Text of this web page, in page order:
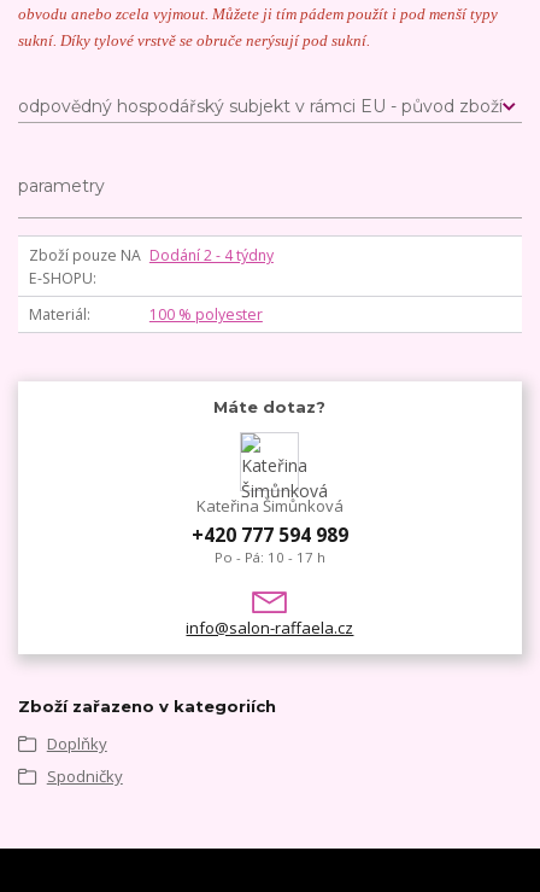
obvodu anebo zcela vyjmout. Můžete ji tím pádem použít i pod menší typy
sukní. Díky tylové vrstvě se obruče nerýsují pod sukní.
odpovědný hospodářský subjekt v rámci EU - původ zboží
parametry
Zboží pouze NA
E-SHOPU
Dodání 2 - 4 týdny
Materiál 100 % polyester
Máte dotaz?
Kateřina Šimůnková
+420 777 594 989
Po - Pá: 10 - 17 h
info@salon-raffaela.cz
Zboží zařazeno v kategoriích
Doplňky
Spodničky